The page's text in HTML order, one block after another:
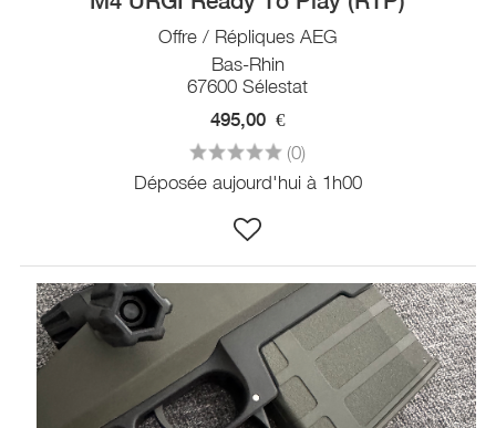
Offre / Répliques AEG
Bas-Rhin
67600 Sélestat
495,00 €
(0)
Déposée aujourd'hui à 1h00